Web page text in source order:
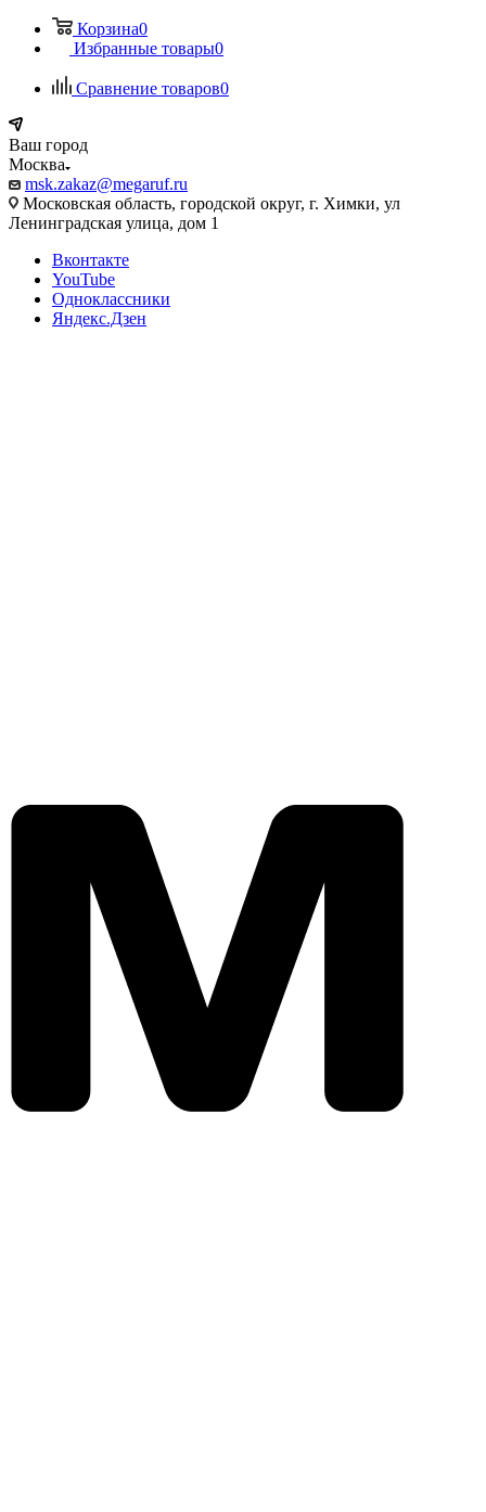
Корзина0
Избранные товары0
Сравнение товаров0
Ваш город
Москва
msk.zakaz@megaruf.ru
Московская область, городской округ, г. Химки, ул
Ленинградская улица, дом 1
Вконтакте
YouTube
Одноклассники
Яндекс.Дзен